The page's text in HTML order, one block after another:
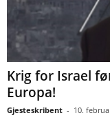
Krig for Israel
Europa!
Gjesteskribent - 10.